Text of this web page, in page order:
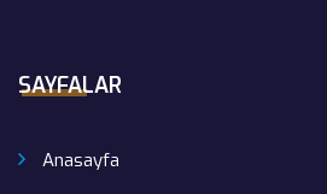
SAYFALAR
Anasayfa